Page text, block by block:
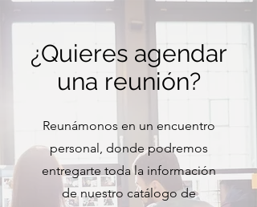
¿Quieres agendar
una reunión?
Reunámonos en un encuentro
personal, donde podremos
entregarte toda la información
de nuestro catálogo de